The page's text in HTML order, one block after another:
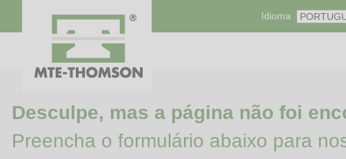
Idioma
Desculpe, mas a página não foi
Preencha o formulário abaixo para